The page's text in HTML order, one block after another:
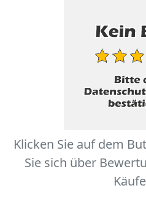
Klicken Sie auf dem
Sie sich über